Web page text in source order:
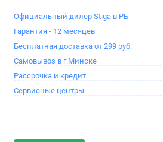
Официальный дилер Stiga в РБ
Гарантия - 12 месяцев
Бесплатная доставка от 299 руб.
Самовывоз в г.Минске
Рассрочка и кредит
Сервисные центры